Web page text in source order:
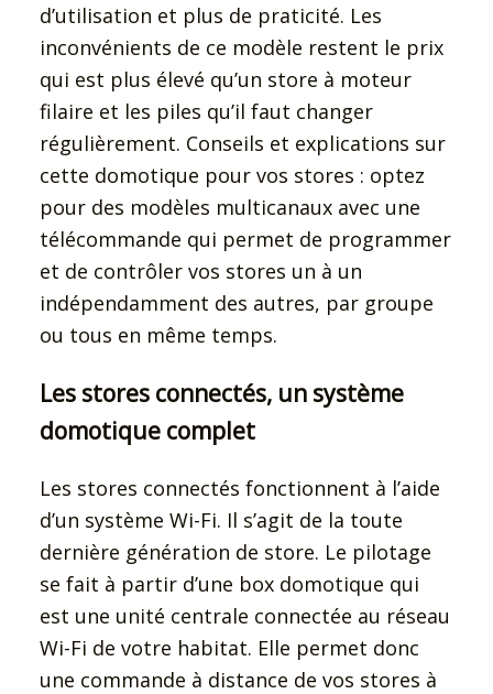
d’utilisation et plus de praticité. Les
inconvénients de ce modèle restent le prix
qui est plus élevé qu’un store à moteur
filaire et les piles qu’il faut changer
régulièrement. Conseils et explications sur
cette domotique pour vos stores : optez
pour des modèles multicanaux avec une
télécommande qui permet de programmer
et de contrôler vos stores un à un
indépendamment des autres, par groupe
ou tous en même temps.
Les stores connectés, un système
domotique complet
Les stores connectés fonctionnent à l’aide
d’un système Wi-Fi. Il s’agit de la toute
dernière génération de store. Le pilotage
se fait à partir d’une box domotique qui
est une unité centrale connectée au réseau
Wi-Fi de votre habitat. Elle permet donc
une commande à distance de vos stores à